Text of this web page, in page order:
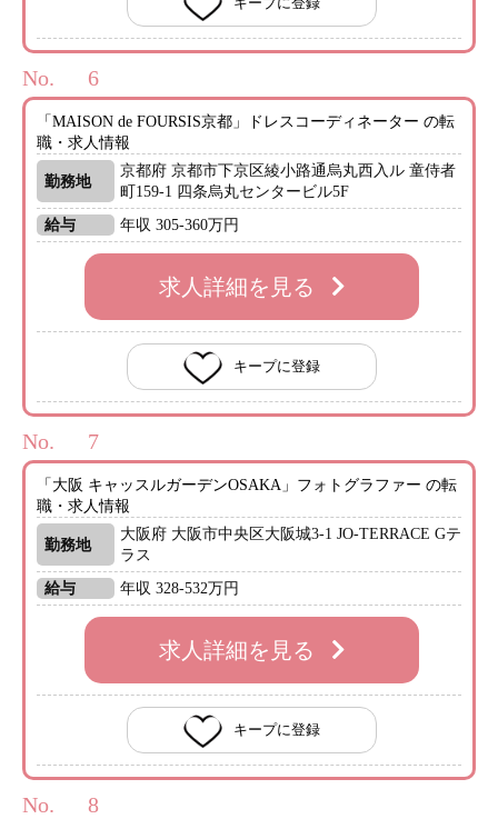
No.
「MAISON de FOURSIS京都」ドレスコーディネーター の転
職・求人情報
勤務地
京都府 京都市下京区綾小路通烏丸西入ル 童侍者
町159-1 四条烏丸センタービル5F
給与
年収 305-360万円
求人詳細を見る
キープに登録
No.
「大阪 キャッスルガーデンOSAKA」フォトグラファー の転
職・求人情報
勤務地
大阪府 大阪市中央区大阪城3-1 JO-TERRACE Gテ
ラス
給与
年収 328-532万円
求人詳細を見る
キープに登録
No.